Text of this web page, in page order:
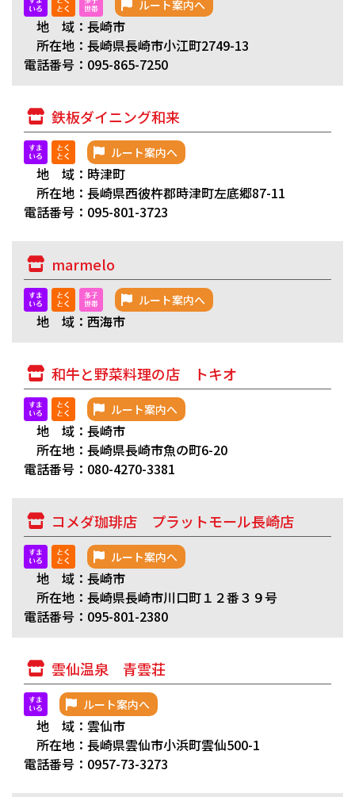
ルート案内へ
地 域：長崎市
所在地：長崎県長崎市小江町2749-13
電話番号：095-865-7250
鉄板ダイニング和来
ルート案内へ
地 域：時津町
所在地：長崎県西彼杵郡時津町左底郷87-11
電話番号：095-801-3723
marmelo
ルート案内へ
地 域：西海市
和牛と野菜料理の店 トキオ
ルート案内へ
地 域：長崎市
所在地：長崎県長崎市魚の町6-20
電話番号：080-4270-3381
コメダ珈琲店 プラットモール長崎店
ルート案内へ
地 域：長崎市
所在地：長崎県長崎市川口町１２番３９号
電話番号：095-801-2380
雲仙温泉 青雲荘
ルート案内へ
地 域：雲仙市
所在地：長崎県雲仙市小浜町雲仙500-1
電話番号：0957-73-3273